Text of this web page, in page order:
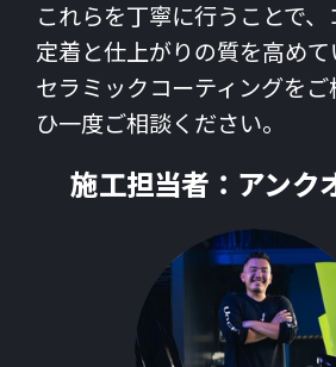
これらを丁寧に行うことで
定着と仕上がりの質を高め
セラミックコーティングを
ひ一度ご相談ください。
施工担当者：アンク